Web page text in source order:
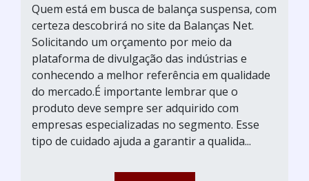
Quem está em busca de balança suspensa, com
certeza descobrirá no site da Balanças Net.
Solicitando um orçamento por meio da
plataforma de divulgação das indústrias e
conhecendo a melhor referência em qualidade
do mercado.É importante lembrar que o
produto deve sempre ser adquirido com
empresas especializadas no segmento. Esse
tipo de cuidado ajuda a garantir a qualida...